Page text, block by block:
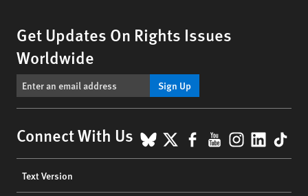
Get Updates On Rights Issues
Worldwide
Sign Up
Connect With Us BlueSky
X Facebook
YouTube
menu
Text Version